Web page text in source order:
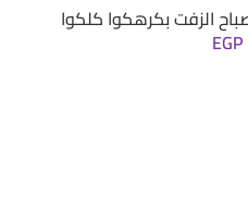
EGP